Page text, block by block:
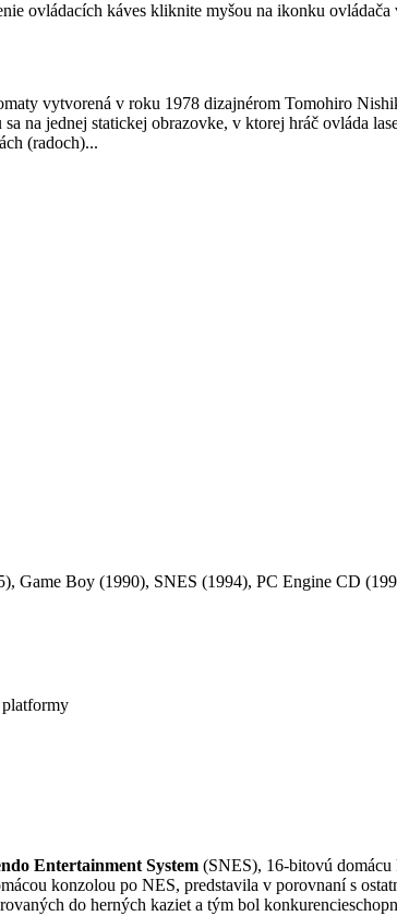
ovládacích káves kliknite myšou na ikonku ovládača
vytvorená v roku 1978 dizajnérom Tomohiro
na jednej statickej obrazovke, v ktorej hráč ovláda
(radoch)...
Game Boy (1990), SNES (1994), PC Engine CD
platformy
Entertainment System (SNES), 16-bitovú
konzolou po NES, predstavila v porovnaní s
do herných kaziet a tým bol